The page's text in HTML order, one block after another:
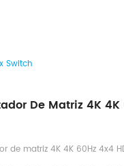
Switch
De Matriz 4K 4K
de matriz 4K 4K 60Hz 4x4